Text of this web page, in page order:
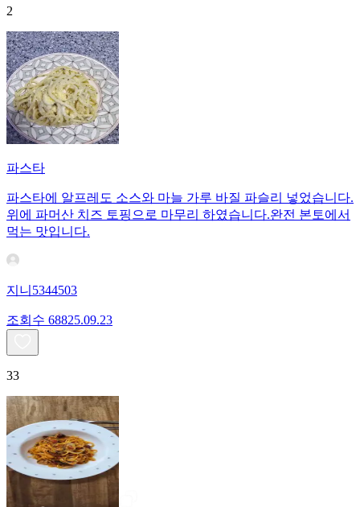
2
파스타
파스타에 알프레도 소스와 마늘 가루 바질 파슬리 넣었습니다.
위에 파머산 치즈 토핑으로 마무리 하였습니다.완전 본토에서
먹는 맛입니다.
지니5344503
조회수 68825.09.23
33